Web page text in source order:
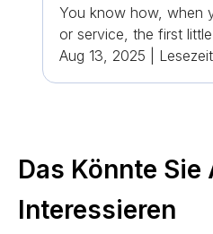
You know how, when
or service, the first
Aug 13, 2025
Das Könnte Sie
Interessieren